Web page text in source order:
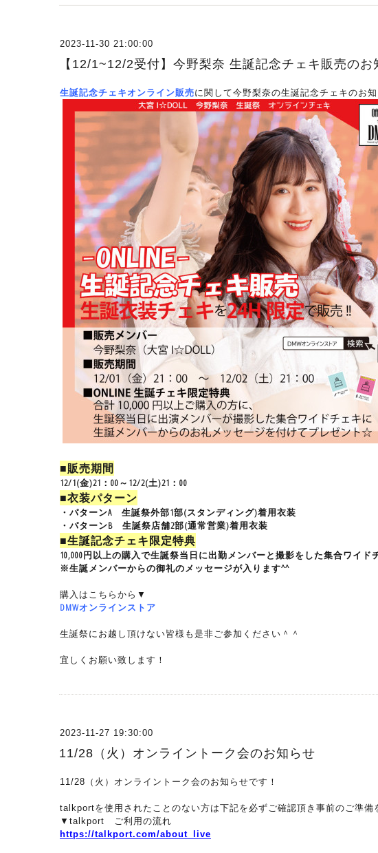
2023-11-30 21:00:00
【12/1~12/2受付】今野梨奈 生誕記念チェキ販売のお
生誕記念チェキオンライン販売に関して今野梨奈の生誕記念チェキのお
■販売期間
12/1(金)21：00～12/2(土)21：00
■衣装パターン
・パターンA 生誕祭外部1部(スタンディング)着用衣装
・パターンB 生誕祭店舗2部(通常営業)着用衣装
■生誕記念チェキ限定特典
10,000円以上の購入で生誕祭当日に出勤メンバーと撮影をした集合ワイド
※生誕メンバーからの御礼のメッセージが入ります^^
購入はこちらから▼
DMWオンラインストア
生誕祭にお越し頂けない皆様も是非ご参加ください＾＾
宜しくお願い致します！
2023-11-27 19:30:00
11/28（火）オンライントーク会のお知らせ
11/28（火）オンライントーク会のお知らせです！
talkportを使用されたことのない方は下記を必ずご確認頂き事前のご準備
▼talkport ご利用の流れ
https://talkport.com/about_live